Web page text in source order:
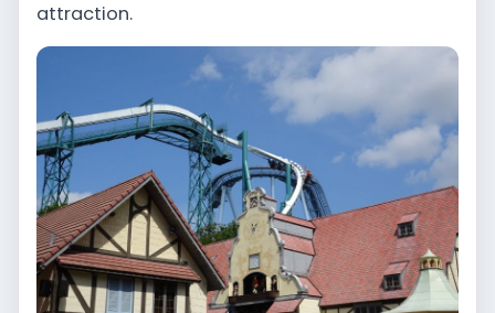
attraction.